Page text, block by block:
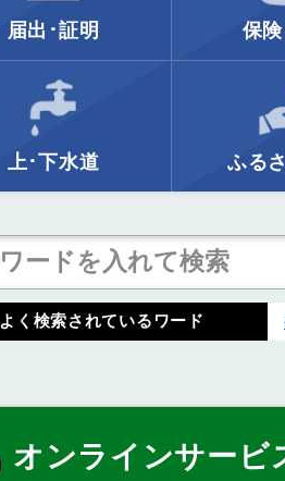
届出･証明 保
上･下水道 ふる
よく検索されているワード
オンラインサービ